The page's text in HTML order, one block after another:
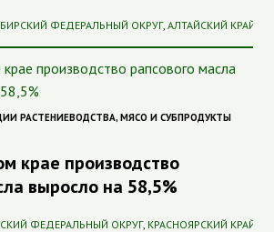
ФЕДЕРАЛЬНЫЙ ОКРУГ, АЛТАЙСКИЙ КРАЙ
РАСТЕНИЕВОДСТВА, МЯСО И СУБПРОДУКТЫ
крае производство
выросло на 58,5%
ФЕДЕРАЛЬНЫЙ ОКРУГ, КРАСНОЯРСКИЙ КРАЙ